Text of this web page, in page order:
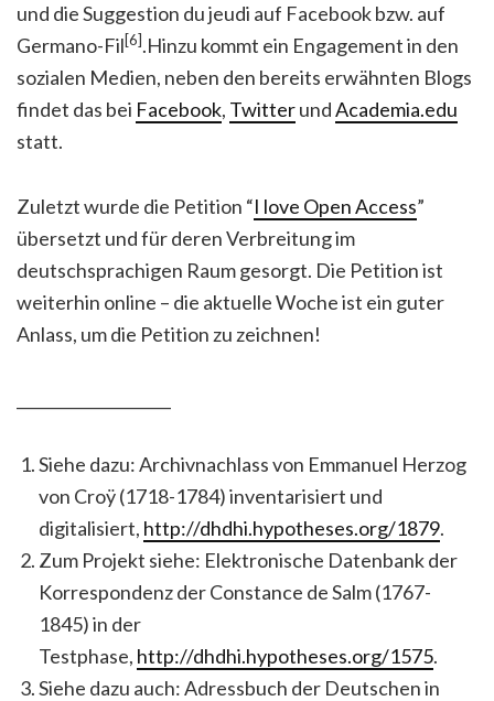
und die Suggestion du jeudi auf Facebook bzw. auf
Germano-Fil[6].Hinzu kommt ein Engagement in den
sozialen Medien, neben den bereits erwähnten Blogs
findet das bei Facebook, TwitterundAcademia.edu
statt.
Zuletzt wurde die Petition “I love Open Access”
übersetzt und für deren Verbreitung im
deutschsprachigen Raum gesorgt. Die Petition ist
weiterhin online – die aktuelle Woche ist ein guter
Anlass, um die Petition zu zeichnen!
Siehe dazu: Archivnachlass von Emmanuel Herzog
von Croÿ (1718-1784) inventarisiert und
digitalisiert, http://dhdhi.hypotheses.org/1879.
Zum Projekt siehe: Elektronische Datenbank der
Korrespondenz der Constance de Salm (1767-
1845) in der
Testphase, http://dhdhi.hypotheses.org/1575.
Siehe dazu auch: Adressbuch der Deutschen in